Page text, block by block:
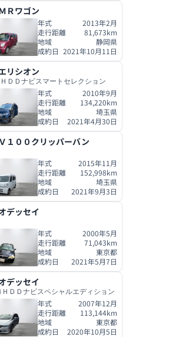
Ｒワゴン
年式
2013年2月
走行距離
81,673km
地域
静岡県
成約日 2021年10月11日
リシオン
ＤＤナビスマートセレクション
年式
2010年9月
走行距離
134,220km
地域
埼玉県
成約日
2021年4月30日
１００クリッパーバン
年式
2015年11月
走行距離
152,998km
地域
埼玉県
成約日
2021年9月3日
デッセイ
年式
2000年5月
走行距離
71,043km
地域
東京都
成約日
2021年5月7日
デッセイ
ＨＤＤナビスペシャルエディション
年式
2007年12月
走行距離
113,144km
地域
東京都
成約日
2020年10月5日